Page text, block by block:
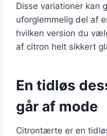
Disse variationer kan
uforglemmelig del af
hvilken version du
af citron helt sikkert
En tidløs
går af mode
Citrontærte er en